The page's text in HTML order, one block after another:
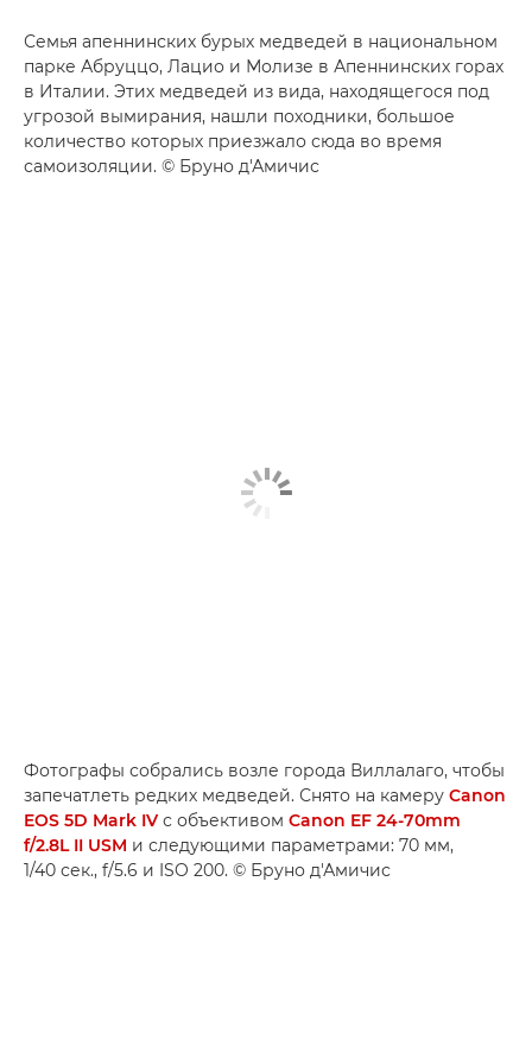
Семья апеннинских бурых медведей в национальном
парке Абруццо, Лацио и Молизе в Апеннинских горах
в Италии. Этих медведей из вида, находящегося под
угрозой вымирания, нашли походники, большое
количество которых приезжало сюда во время
самоизоляции. © Бруно д'Амичис
Фотографы собрались возле города Виллалаго, чтобы
запечатлеть редких медведей. Снято на камеру Canon
EOS 5D Mark IV с объективом Canon EF 24-70mm
f/2.8L II USM и следующими параметрами: 70 мм,
1/40 сек., f/5.6 и ISO 200. © Бруно д'Амичис